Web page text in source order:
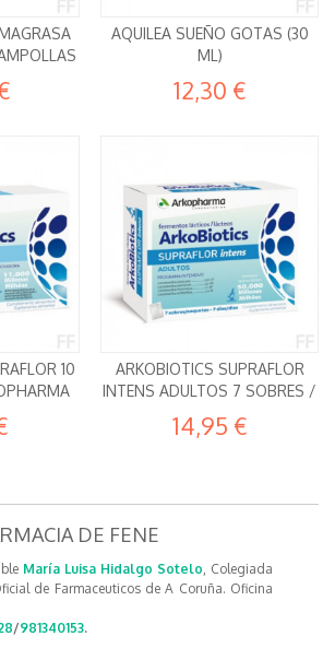
AQUILEA SUEÑO GOTAS (30
ML)
12,30 €
10
ARKOBIOTICS SUPRAFLOR
INTENS ADULTOS 7 SOBRES /
14,95 €
DE FENE
María Luisa Hidalgo Sotelo, Colegiada
de Farmaceuticos de A Coruña. Oficina
/981340153.